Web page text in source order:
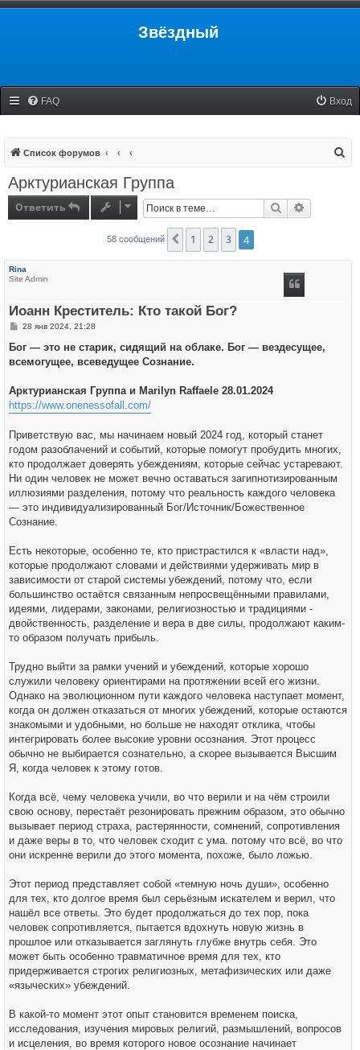
Звёздный
FAQ Вход
Список форумов
Арктурианская Группа
Ответить Поиск
58 сообщений Пред.
1 2 3 4
Rina
Site Admin
Иоанн Креститель: Кто такой Бог?
С
о
щ
и
е
28 янв 2024, 21:28
Бог — это не старик, сидящий на облаке. Бог — вездесущее,
всемогущее, всеведущее Сознание.
Арктурианская Группа и Marilyn Raffaele 28.01.2024
https://www.onenessofall.com/
Приветствую вас, мы начинаем новый 2024 год, который станет
годом разоблачений и событий, которые помогут пробудить многих,
кто продолжает доверять убеждениям, которые сейчас устаревают.
Ни один человек не может вечно оставаться загипнотизированным
иллюзиями разделения, потому что реальность каждого человека
— это индивидуализированный Бог/Источник/Божественное
Сознание.
Есть некоторые, особенно те, кто пристрастился к «власти над»,
которые продолжают словами и действиями удерживать мир в
зависимости от старой системы убеждений, потому что, если
большинство остаётся связанным непросвещёнными правилами,
идеями, лидерами, законами, религиозностью и традициями -
двойственность, разделение и вера в две силы, продолжают каким-
то образом получать прибыль.
Трудно выйти за рамки учений и убеждений, которые хорошо
служили человеку ориентирами на протяжении всей его жизни.
Однако на эволюционном пути каждого человека наступает момент,
когда он должен отказаться от многих убеждений, которые остаются
знакомыми и удобными, но больше не находят отклика, чтобы
интегрировать более высокие уровни осознания. Этот процесс
обычно не выбирается сознательно, а скорее вызывается Высшим
Я, когда человек к этому готов.
Когда всё, чему человека учили, во что верили и на чём строили
свою основу, перестаёт резонировать прежним образом, это обычно
вызывает период страха, растерянности, сомнений, сопротивления
и даже веры в то, что человек сходит с ума. потому что всё, во что
они искренне верили до этого момента, похоже, было ложью.
Этот период представляет собой «темную ночь души», особенно
для тех, кто долгое время был серьёзным искателем и верил, что
нашёл все ответы. Это будет продолжаться до тех пор, пока
человек сопротивляется, пытается вдохнуть новую жизнь в
прошлое или отказывается заглянуть глубже внутрь себя. Это
может быть особенно травматичное время для тех, кто
придерживается строгих религиозных, метафизических или даже
«языческих» убеждений.
В какой-то момент этот опыт становится временем поиска,
исследования, изучения мировых религий, размышлений, вопросов
и исцеления, во время которого новое осознание начинает